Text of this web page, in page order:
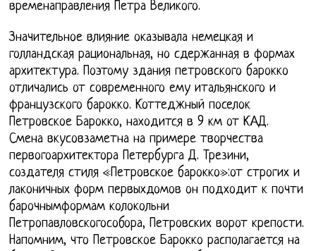
временаправления Петра Великого.
Значительное влияние оказывала немецкая и
голландская рациональная, но сдержанная в формах
архитектура. Поэтому здания петровского барокко
отличались от современного ему итальянского и
французского барокко. Коттеджный поселок
Петровское Барокко, находится в 9 км от КАД.
Смена вкусовзаметна на примере творчества
первогоархитектора Петербурга Д. Трезини,
создателя стиля «Петровское барокко»:от строгих и
лаконичных форм первыхдомов он подходит к почти
барочнымформам колокольни
Петропавловскогособора, Петровских ворот крепости.
Напомним, что Петровское Барокко располагается на